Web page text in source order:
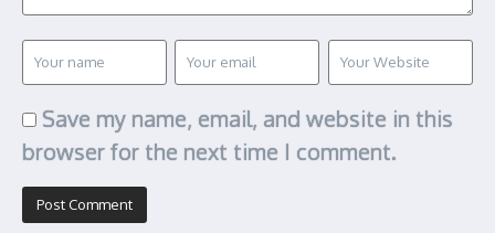
Save my name, email, and website in this
browser for the next time I comment.